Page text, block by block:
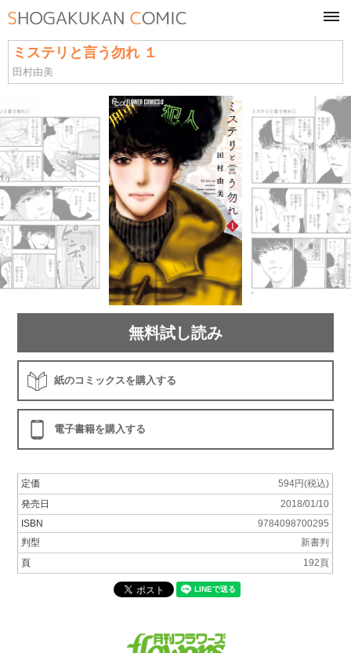
ミステリと言う勿れ １
田村由美
無料試し読み
紙のコミックスを購入する
電子書籍を購入する
定価
594円(税込)
発売日
2018/01/10
ISBN
9784098700295
判型
新書判
頁
192頁